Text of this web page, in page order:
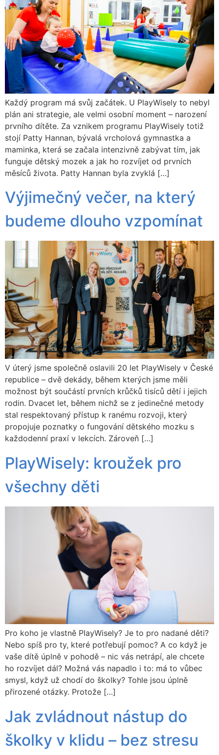
Každý program má svůj začátek. U PlayWisely to nebyl
plán ani strategie, ale velmi osobní moment – narození
prvního dítěte. Za vznikem programu PlayWisely totiž
stojí Patty Hannan, bývalá vrcholová gymnastka a
maminka, která se začala intenzivně zabývat tím, jak
funguje dětský mozek a jak ho rozvíjet od prvních
měsíců života. Patty Hannan byla zvyklá […]
Výjimečný večer, na který
budeme dlouho vzpomínat
V úterý jsme společně oslavili 20 let PlayWisely v České
republice – dvě dekády, během kterých jsme měli
možnost být součástí prvních krůčků tisíců dětí i jejich
rodin. Dvacet let, během nichž se z jedinečné metody
stal respektovaný přístup k ranému rozvoji, který
propojuje poznatky o fungování dětského mozku s
každodenní praxí v lekcích. Zároveň […]
PlayWisely: kroužek pro
všechny děti
Pro koho je vlastně PlayWisely? Je to pro nadané děti?
Nebo spíš pro ty, které potřebují pomoc? A co když je
vaše dítě úplně v pohodě – nic vás netrápí, ale chcete
ho rozvíjet dál? Možná vás napadlo i to: má to vůbec
smysl, když už chodí do školky? Tohle jsou úplně
přirozené otázky. Protože […]
Jak zvládnout nástup do
školky v klidu – bez stresu